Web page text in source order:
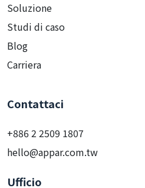
Soluzione
Studi di caso
Blog
Carriera
Contattaci
+886 2 2509 1807
hello@appar.com.tw
Ufficio